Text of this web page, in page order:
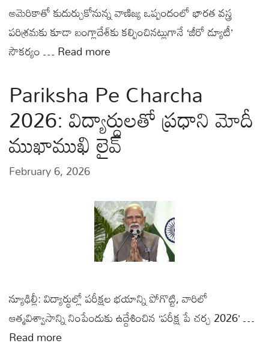
అమెరికాతో కుదుర్చుకోనున్న వాణిజ్య ఒప్పందంలో భారత వస్త్ర
పరిశ్రమకు కూడా బంగ్లాదేశ్‌కు కల్పించినట్లుగానే ‘జీరో డ్యూటీ’
సౌకర్యం …Read more
Pariksha Pe Charcha
2026: విద్యార్ధులతో ప్రధాని మోదీ
ముఖాముఖి లైవ్
February 6, 2026
న్యూఢిల్లీ: విద్యార్థుల్లో పరీక్షల భయాన్ని పోగొట్టి, వారిలో
ఆత్మవిశ్వాసాన్ని నింపేందుకు ఉద్దేశించిన ‘పరీక్ష పే చర్చ 2026’ …
Read more